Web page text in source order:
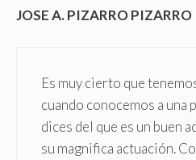
JOSE A. PIZARRO PIZARRO
Es muy cierto que
cuando conocemos a una
dices del que es un buen
su magnifica actuación.